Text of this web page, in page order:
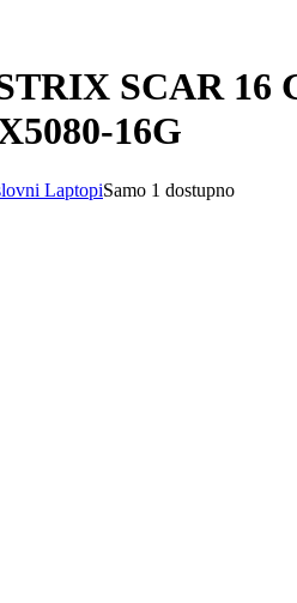
SCAR 16
16G
LaptopiSamo 1 dostupno